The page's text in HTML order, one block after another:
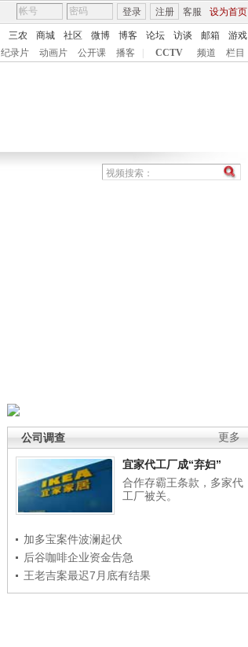
客服 设为首页
登录 注册
三农 商城 社区 微博 博客 论坛 访谈 邮箱
游戏
纪录片 动画片 公开课 播客 CCTV 频道 栏目
更多
公司调查
宜家代工厂成“弃妇”
合作存霸王条款，多家代
工厂被关。
加多宝案件波澜起伏
后谷咖啡企业资金告急
王老吉案最迟7月底有结果